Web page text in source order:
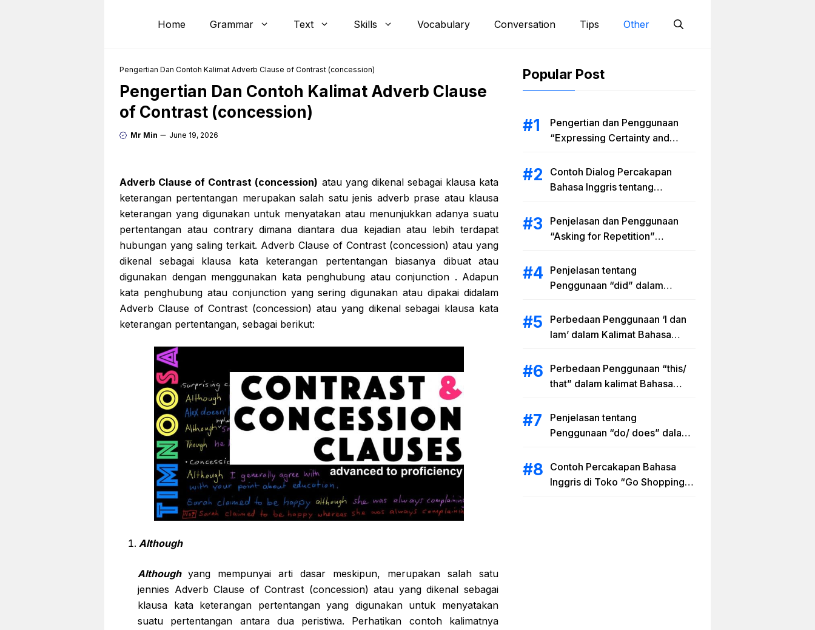
Home Grammar Text Skills Vocabulary Conversation Tips Other
Pengertian Dan Contoh Kalimat Adverb Clause of Contrast (concession)
Pengertian Dan Contoh Kalimat Adverb Clause
of Contrast (concession)
Mr Min June 19, 2026
Adverb Clause of Contrast (concession) atau yang dikenal sebagai klausa kata
keterangan pertentangan merupakan salah satu jenis adverb prase atau klausa
keterangan yang digunakan untuk menyatakan atau menunjukkan adanya suatu
pertentangan atau contrary dimana diantara dua kejadian atau lebih terdapat
hubungan yang saling terkait. Adverb Clause of Contrast (concession) atau yang
dikenal sebagai klausa kata keterangan pertentangan biasanya dibuat atau
digunakan dengan menggunakan kata penghubung atau conjunction . Adapun
kata penghubung atau conjunction yang sering digunakan atau dipakai didalam
Adverb Clause of Contrast (concession) atau yang dikenal sebagai klausa kata
keterangan pertentangan, sebagai berikut:
Although
Although yang mempunyai arti dasar meskipun, merupakan salah satu
jennies Adverb Clause of Contrast (concession) atau yang dikenal sebagai
klausa kata keterangan pertentangan yang digunakan untuk menyatakan
suatu pertentangan antara dua peristiwa. Perhatikan contoh kalimatnya
Popular Post
Pengertian dan Penggunaan
“Expressing Certainty and
Contoh Dialog Percakapan
Bahasa Inggris tentang
Artinya
Penjelasan dan Penggunaan
“Asking for Repetition”
dan Latihan Soal
Penjelasan tentang
Penggunaan “did” dalam
Perbedaan Penggunaan ‘I dan
Iam’ dalam Kalimat Bahasa
Perbedaan Penggunaan “this/
that” dalam kalimat Bahasa
Contoh Kalimat
Penjelasan tentang
Penggunaan “do/ does” dalam
Contoh Percakapan Bahasa
Inggris di Toko “Go Shopping”